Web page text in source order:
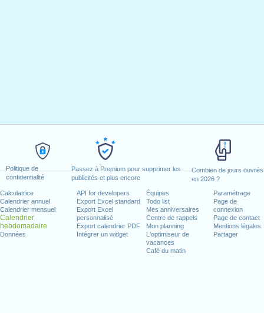
Politique de
confidentialité
Passez à Premium pour supprimer les
publicités et plus encore
Combien de jours ouvrés
en 2026 ?
Calculatrice
Calendrier annuel
Calendrier mensuel
Calendrier
hebdomadaire
Données
API for developers
Export Excel standard
Export Excel
personnalisé
Export calendrier PDF
Intégrer un widget
Équipes
Todo list
Mes anniversaires
Centre de rappels
Mon planning
L'optimiseur de
vacances
Café du matin
Paramétrage
Page de
connexion
Page de contact
Mentions légales
Partager